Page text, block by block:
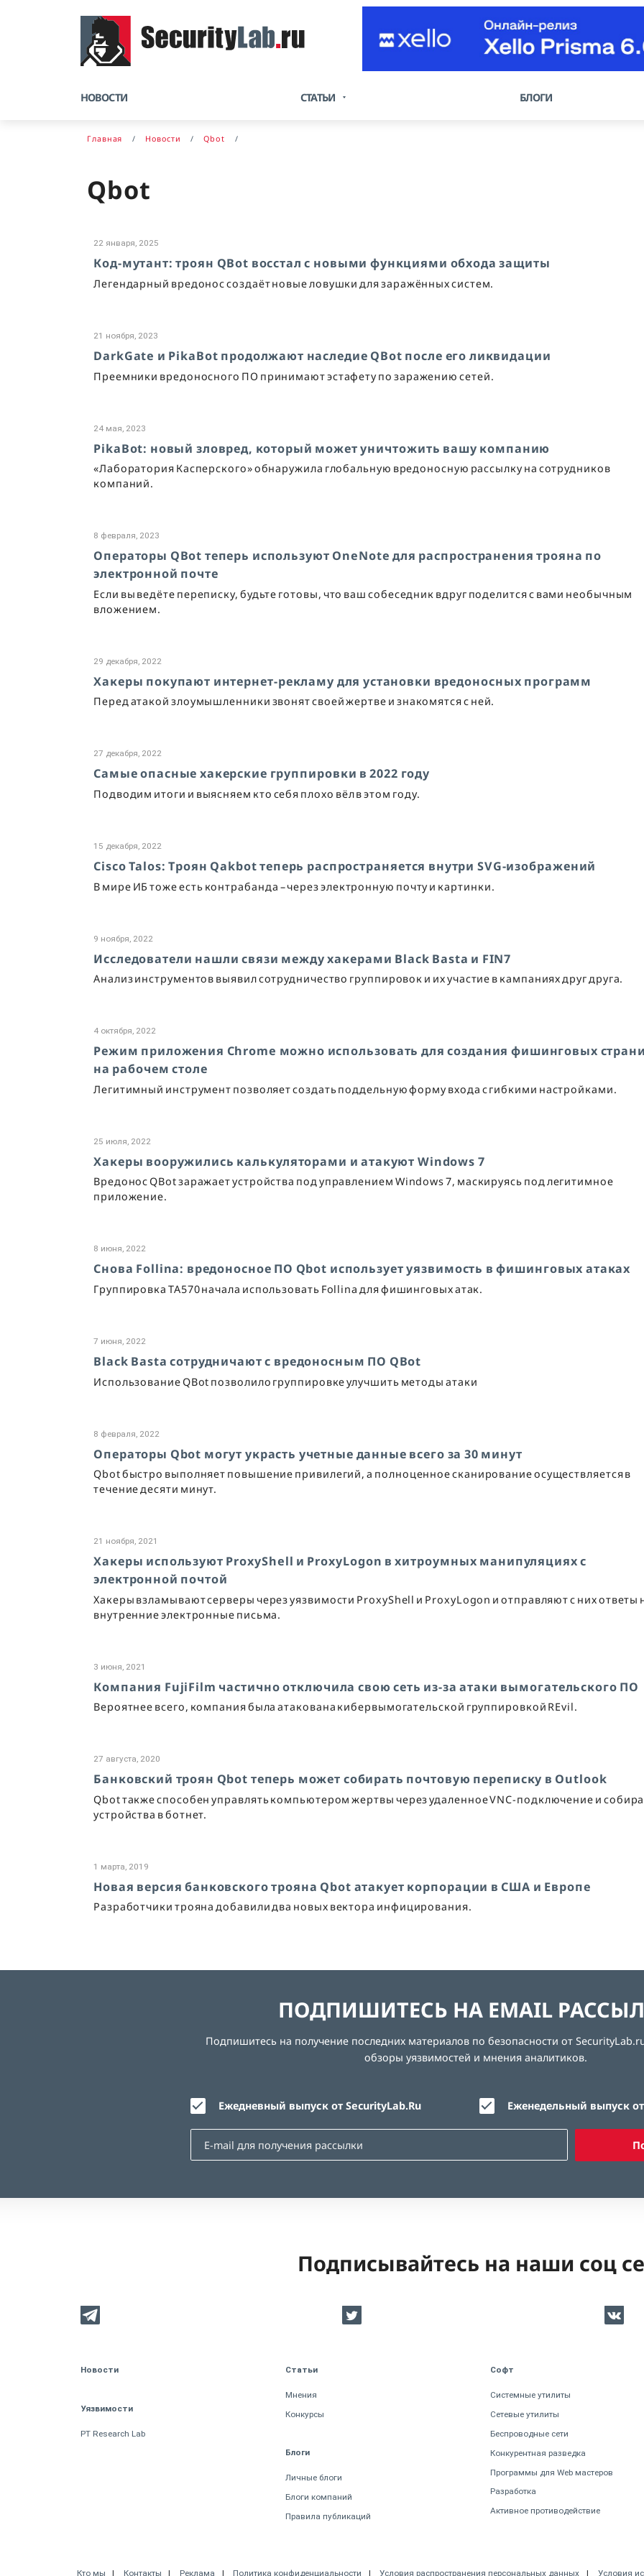
НОВОСТИ СТАТЬИ БЛОГИ
Главная Новости Qbot
Qbot
22 января, 2025
Код-мутант: троян QBot восстал с новыми функциями обхода защиты
Легендарный вредонос создаёт новые ловушки для заражённых систем.
21 ноября, 2023
DarkGate и PikaBot продолжают наследие QBot после его ликвидации
Преемники вредоносного ПО принимают эстафету по заражению сетей.
24 мая, 2023
PikaBot: новый зловред, который может уничтожить вашу компанию
«Лаборатория Касперского» обнаружила глобальную вредоносную рассылку на сотрудников
компаний.
8 февраля, 2023
Операторы QBot теперь используют OneNote для распространения трояна по
электронной почте
Если вы ведёте переписку, будьте готовы, что ваш собеседник вдруг поделится с вами необычным
вложением.
29 декабря, 2022
Хакеры покупают интернет-рекламу для установки вредоносных программ
Перед атакой злоумышленники звонят своей жертве и знакомятся с ней.
27 декабря, 2022
Самые опасные хакерские группировки в 2022 году
Подводим итоги и выясняем кто себя плохо вёл в этом году.
15 декабря, 2022
Cisco Talos: Троян Qakbot теперь распространяется внутри SVG-изображений
В мире ИБ тоже есть контрабанда – через электронную почту и картинки.
9 ноября, 2022
Исследователи нашли связи между хакерами Black Basta и FIN7
Анализ инструментов выявил сотрудничество группировок и их участие в кампаниях друг друга.
4 октября, 2022
Режим приложения Chrome можно использовать для создания фишинговых
на рабочем столе
Легитимный инструмент позволяет создать поддельную форму входа с гибкими настройками.
25 июля, 2022
Хакеры вооружились калькуляторами и атакуют Windows 7
Вредонос QBot заражает устройства под управлением Windows 7, маскируясь под легитимное
приложение.
8 июня, 2022
Снова Follina: вредоносное ПО Qbot использует уязвимость в фишинговых атаках
Группировка TA570 начала использовать Follina для фишинговых атак.
7 июня, 2022
Black Basta сотрудничают с вредоносным ПО QBot
Использование QBot позволило группировке улучшить методы атаки
8 февраля, 2022
Операторы Qbot могут украсть учетные данные всего за 30 минут
Qbot быстро выполняет повышение привилегий, а полноценное сканирование осуществляется в
течение десяти минут.
21 ноября, 2021
Хакеры используют ProxyShell и ProxyLogon в хитроумных манипуляциях с
электронной почтой
Хакеры взламывают серверы через уязвимости ProxyShell и ProxyLogon и отправляют с них ответы
внутренние электронные письма.
3 июня, 2021
Компания FujiFilm частично отключила свою сеть из-за атаки вымогательского ПО
Вероятнее всего, компания была атакована кибервымогательской группировкой REvil.
27 августа, 2020
Банковский троян Qbot теперь может собирать почтовую переписку в Outlook
Qbot также способен управлять компьютером жертвы через удаленное VNC-подключение и
устройства в ботнет.
1 марта, 2019
Новая версия банковского трояна Qbot атакует корпорации в США и Европе
Разработчики трояна добавили два новых вектора инфицирования.
ПОДПИШИТЕСЬ НА EMAIL
Подпишитесь на получение последних материалов по безопасности от
обзоры уязвимостей и мнения аналитиков.
Ежедневный выпуск от SecurityLab.Ru Еженедельный выпуск
Подписывайтесь на наши соц
Новости
Уязвимости
PT Research Lab
Статьи
Мнения
Конкурсы
Блоги
Личные блоги
Блоги компаний
Правила публикаций
Софт
Системные утилиты
Сетевые утилиты
Беспроводные сети
Конкурентная разведка
Программы для Web мастеров
Разработка
Активное противодействие
Кто мы Контакты Реклама Политика конфиденциальности Условия распространения персональных данных Условия